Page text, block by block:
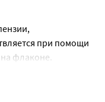
при помощи
флаконе.
Не